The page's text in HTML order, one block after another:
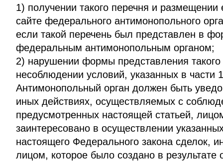
1) получении такого перечня и
сайте федерального антимонопольного
если такой перечень был представлен в
федеральным антимонопольным органом;
2) нарушении формы представления такого
несоблюдении условий, указанных в части
Антимонопольный орган должен быть
иных действиях, осуществляемых с
предусмотренных настоящей статьей,
заинтересовано в осуществлении
настоящего Федерального закона сделок,
лицом, которое было создано в результате